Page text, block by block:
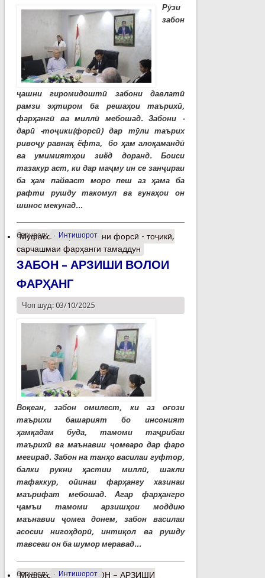
Рӯзи
забон
ҷашни гиромидоштӣ забони давлатӣ
рамзи эҳтиром ба решаҳои таърихӣ,
фарҳангӣ ва миллӣ мебошад. Забони -
дарӣ -тоҷики(форсӣ) дар тӯли таърих
ривоҷу равнақ ёфта, бо ҳам алоқамандӣ
ва умимиятҳои зиёд доранд. Боиси
тазакур аст, ки дар маҷму ин се занҷираи
ба ҳам пайваст моро пеш аз ҳама ба
рафти рушду такомул ва гунаҳои он
шинос мекунад...
барчасп: Интишорот
Муфассалтаро Забони форсӣ - тоҷикӣ,
сарчашмаи фарҳанги тамаддун
ЗАБОН – АРЗИШИ ВОЛОИ
ФАРҲАНГ
Чоп шуд: 03/10/2025
Воқеан, забон омилест, ки аз оғози
таърихи башарият бо инсоният
ҳамқадам буда, тамоми таҷрибаи
таърихӣ ва маънавии ҷомеаро дар фаро
мегирад. Забон на танҳо василаи гуфтор,
балки рукни ҳастии миллӣ, шакли
тафаккур, ойинаи фарҳангу хазинаи
маърифат мебошад. Агар фарҳангро
ҷамъи тамоми арзишҳои моддию
маънавии ҷомеа донем, забон василаи
асосии нигоҳдорӣ, интиқол ва рушду
тавсеаи он ба шумор меравад...
барчасп: Интишорот
Муфассалтаро ЗАБОН – АРЗИШИ